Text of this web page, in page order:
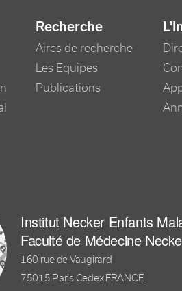
Recherche
Aires de recherche
Les Equipes
Publications
Institut Necker Enfants
Faculté de Médecine
160 rue de Vaugirard
75015 Paris Cedex FRANCE